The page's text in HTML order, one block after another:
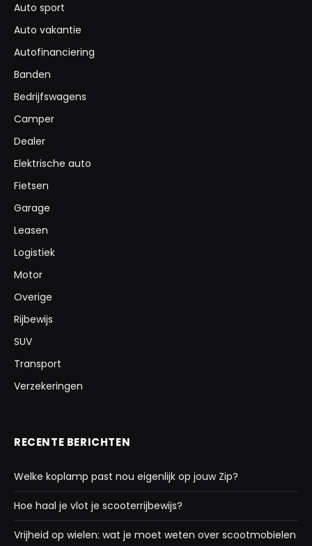
Auto sport
Auto vakantie
Autofinanciering
Banden
Bedrijfswagens
Camper
Dealer
Elektrische auto
Fietsen
Garage
Leasen
Logistiek
Motor
Overige
Rijbewijs
SUV
Transport
Verzekeringen
RECENTE BERICHTEN
Welke koplamp past nou eigenlijk op jouw Zip?
Hoe haal je vlot je scooterrijbewijs?
Vrijheid op wielen: wat je moet weten over scootmobielen